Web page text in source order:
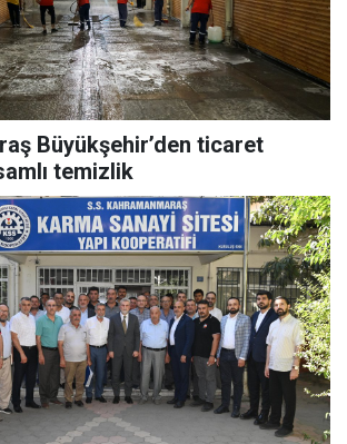
Büyükşehir’den ticaret
temizlik